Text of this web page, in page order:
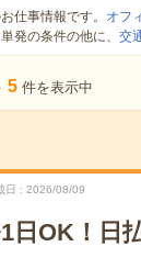
仕事情報です。 オフ
発の条件の他に、 交
5 件を表示中
日 2026/08/09
1日OK！